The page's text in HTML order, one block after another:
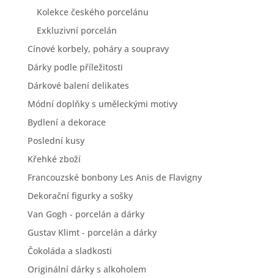
Kolekce českého porcelánu
Exkluzivní porcelán
Cínové korbely, poháry a soupravy
Dárky podle příležitosti
Dárkové balení delikates
Módní doplňky s uměleckými motivy
Bydlení a dekorace
Poslední kusy
Křehké zboží
Francouzské bonbony Les Anis de Flavigny
Dekorační figurky a sošky
Van Gogh - porcelán a dárky
Gustav Klimt - porcelán a dárky
Čokoláda a sladkosti
Originální dárky s alkoholem